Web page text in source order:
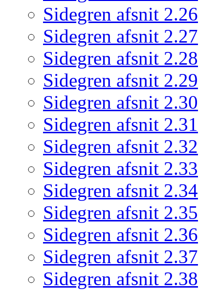
Sidegren afsnit 2.26
Sidegren afsnit 2.27
Sidegren afsnit 2.28
Sidegren afsnit 2.29
Sidegren afsnit 2.30
Sidegren afsnit 2.31
Sidegren afsnit 2.32
Sidegren afsnit 2.33
Sidegren afsnit 2.34
Sidegren afsnit 2.35
Sidegren afsnit 2.36
Sidegren afsnit 2.37
Sidegren afsnit 2.38